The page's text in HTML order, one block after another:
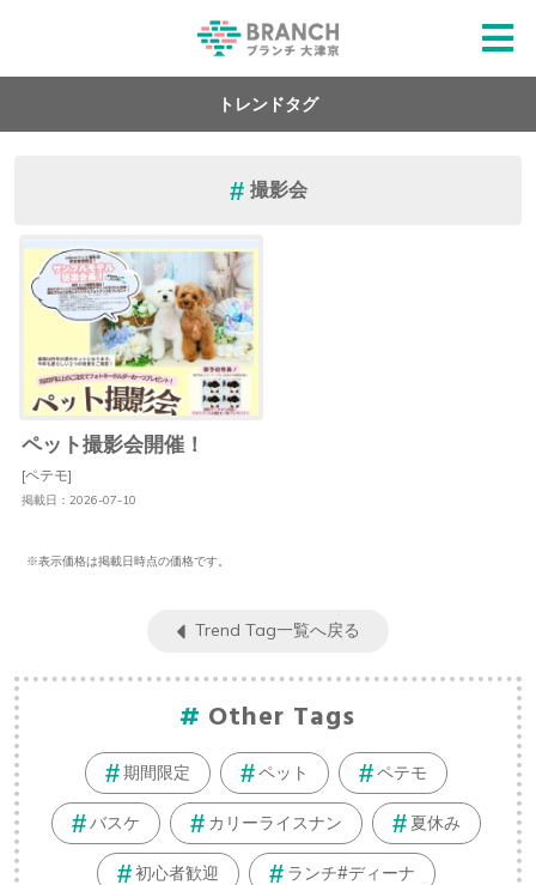
トレンドタグ
撮影会
ペット撮影会開催！
[ペテモ]
掲載日：2026-07-10
※表示価格は掲載日時点の価格です。
Trend Tag一覧へ戻る
Other Tags
期間限定 ペット ペテモ
バスケ カリーライスナン 夏休み
初心者歓迎 ランチ#ディーナ